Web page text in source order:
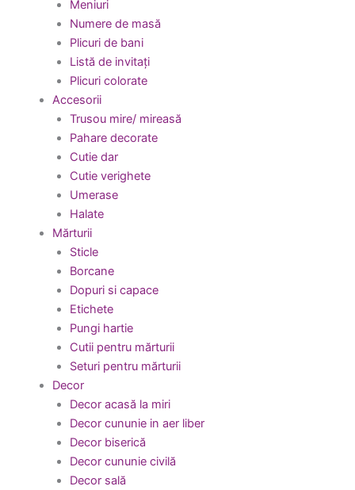
Meniuri
Numere de masă
Plicuri de bani
Listă de invitați
Plicuri colorate
Accesorii
Trusou mire/ mireasă
Pahare decorate
Cutie dar
Cutie verighete
Umerase
Halate
Mărturii
Sticle
Borcane
Dopuri si capace
Etichete
Pungi hartie
Cutii pentru mărturii
Seturi pentru mărturii
Decor
Decor acasă la miri
Decor cununie in aer liber
Decor biserică
Decor cununie civilă
Decor sală